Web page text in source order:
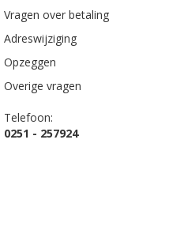
Vragen over betaling
Adreswijziging
Opzeggen
Overige vragen
Telefoon:
0251 - 257924